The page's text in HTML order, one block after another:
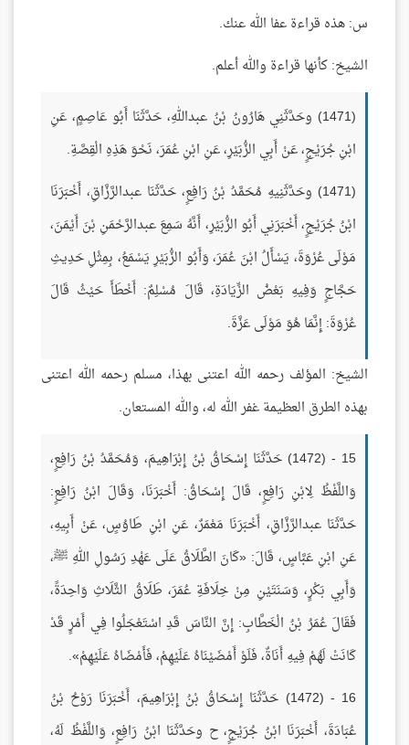
س: هذه قراءة عفا الله عنك.
الشيخ: كأنها قراءة والله أعلم.
(1471) وحَدَّثَنِي هَارُونُ بْنُ عبداللهِ، حَدَّثَنَا أَبُو عَاصِمٍ، عَنِ
ابْنِ جُرَيْجٍ، عَنْ أَبِي الزُّبَيْرِ، عَنِ ابْنِ عُمَرَ، نَحْوَ هَذِهِ الْقِصَّةِ.
(1471) وحَدَّثَنِيهِ مُحَمَّدُ بْنُ رَافِعٍ، حَدَّثَنَا عبدالرَّزَّاقِ، أَخْبَرَنَا
ابْنُ جُرَيْجٍ، أَخْبَرَنِي أَبُو الزُّبَيْرِ، أَنَّهُ سَمِعَ عبدالرَّحْمَنِ بْنَ أَيْمَنَ،
مَوْلَى عُرْوَةَ، يَسْأَلُ ابْنَ عُمَرَ، وَأَبُو الزُّبَيْرِ يَسْمَعُ، بِمِثْلِ حَدِيثِ
حَجَّاجٍ وَفِيهِ بَعْضُ الزِّيَادَةِ، قَالَ مُسْلِمٌ: أَخْطَأَ حَيْثُ قَالَ
عُرْوَةَ: إِنَّمَا هُوَ مَوْلَى عَزَّةَ.
الشيخ: المؤلف رحمه الله اعتنى بهذا، مسلم رحمه الله اعتنى
بهذه الطرق العظيمة غفر الله له، والله المستعان.
15 - (1472) حَدَّثَنَا إِسْحَاقُ بْنُ إِبْرَاهِيمَ، وَمُحَمَّدُ بْنُ رَافِعٍ،
وَاللَّفْظُ لِابْنِ رَافِعٍ، قَالَ إِسْحَاقُ: أَخْبَرَنَا، وَقَالَ ابْنُ رَافِعٍ:
حَدَّثَنَا عبدالرَّزَّاقِ، أَخْبَرَنَا مَعْمَرٌ، عَنِ ابْنِ طَاوُسٍ، عَنْ أَبِيهِ،
عَنِ ابْنِ عَبَّاسٍ، قَالَ: «كَانَ الطَّلَاقُ عَلَى عَهْدِ رَسُولِ اللهِ ﷺ،
وَأَبِي بَكْرٍ، وَسَنَتَيْنِ مِنْ خِلَافَةِ عُمَرَ، طَلَاقُ الثَّلَاثِ وَاحِدَةً،
فَقَالَ عُمَرُ بْنُ الْخَطَّابِ: إِنَّ النَّاسَ قَدِ اسْتَعْجَلُوا فِي أَمْرٍ قَدْ
كَانَتْ لَهُمْ فِيهِ أَنَاةٌ، فَلَوْ أَمْضَيْنَاهُ عَلَيْهِمْ، فَأَمْضَاهُ عَلَيْهِمْ».
16 - (1472) حَدَّثَنَا إِسْحَاقُ بْنُ إِبْرَاهِيمَ، أَخْبَرَنَا رَوْحُ بْنُ
عُبَادَةَ، أَخْبَرَنَا ابْنُ جُرَيْجٍ، ح وحَدَّثَنَا ابْنُ رَافِعٍ، وَاللَّفْظُ لَهُ،